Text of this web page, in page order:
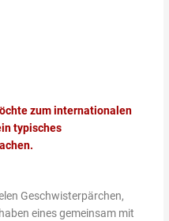
zum internationalen
typisches
Geschwisterpärchen,
eines gemeinsam mit